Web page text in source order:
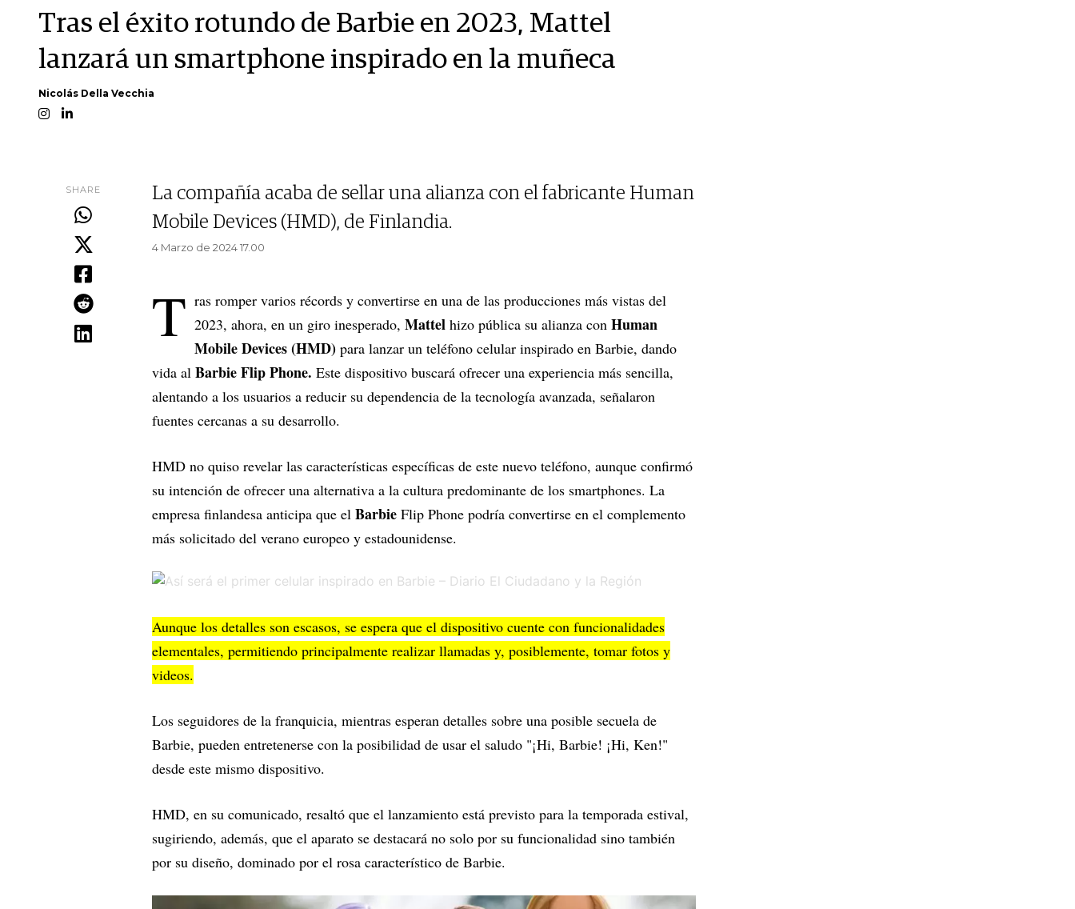
Tras el éxito rotundo de Barbie en 2023, Mattel
lanzará un smartphone inspirado en la muñeca
Nicolás Della Vecchia
SHARE
La compañía acaba de sellar una alianza con el fabricante Human
Mobile Devices (HMD), de Finlandia.
4 Marzo de 2024 17.00
T ras romper varios récords y convertirse en una de las producciones más vistas del
2023, ahora, en un giro inesperado, Mattel hizo pública su alianza con Human
Mobile Devices (HMD) para lanzar un teléfono celular inspirado en Barbie, dando
vida al Barbie Flip Phone. Este dispositivo buscará ofrecer una experiencia más sencilla,
alentando a los usuarios a reducir su dependencia de la tecnología avanzada, señalaron
fuentes cercanas a su desarrollo.
HMD no quiso revelar las características específicas de este nuevo teléfono, aunque confirmó
su intención de ofrecer una alternativa a la cultura predominante de los smartphones. La
empresa finlandesa anticipa que el Barbie Flip Phone podría convertirse en el complemento
más solicitado del verano europeo y estadounidense.
Aunque los detalles son escasos, se espera que el dispositivo cuente con funcionalidades
elementales, permitiendo principalmente realizar llamadas y, posiblemente, tomar fotos y
videos.
Los seguidores de la franquicia, mientras esperan detalles sobre una posible secuela de
Barbie, pueden entretenerse con la posibilidad de usar el saludo "¡Hi, Barbie! ¡Hi, Ken!"
desde este mismo dispositivo.
HMD, en su comunicado, resaltó que el lanzamiento está previsto para la temporada estival,
sugiriendo, además, que el aparato se destacará no solo por su funcionalidad sino también
por su diseño, dominado por el rosa característico de Barbie.